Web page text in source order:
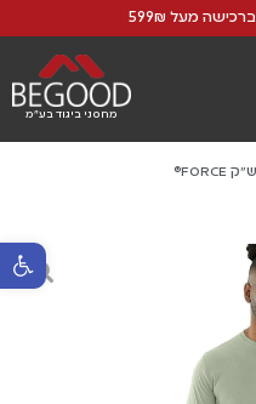
פתח
ברכישה מעל 599₪
מחסני ביגוד בע"מ